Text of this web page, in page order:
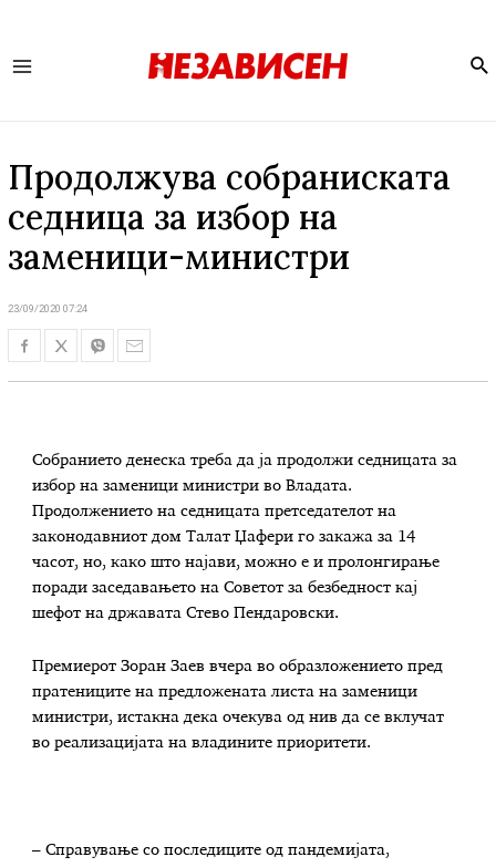
Продолжува собраниската
седница за избор на
заменици-министри
23/09/2020 07:24
Собранието денеска треба да ја продолжи седницата за
избор на заменици министри во Владата.
Продолжението на седницата претседателот на
законодавниот дом Талат Џафери го закажа за 14
часот, но, како што најави, можно е и пролонгирање
поради заседавањето на Советот за безбедност кај
шефот на државата Стево Пендаровски.
Премиерот Зоран Заев вчера во образложението пред
пратениците на предложената листа на заменици
министри, истакна дека очекува од нив да се вклучат
во реализацијата на владините приоритети.
– Справување со последиците од пандемијата,